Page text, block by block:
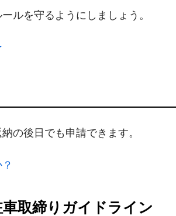
ルを守るようにしましょう。
後日でも申請できます。
取締りガイドライン